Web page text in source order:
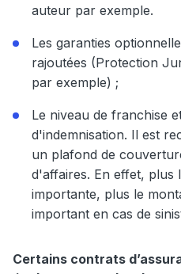
auteur par exemple.
Les garanties
rajoutées (Protection
par exemple) ;
Le niveau de franchise
d'indemnisation. Il est
un plafond de
d'affaires. En effet, plus
importante, plus le
important en cas de
Certains contrats